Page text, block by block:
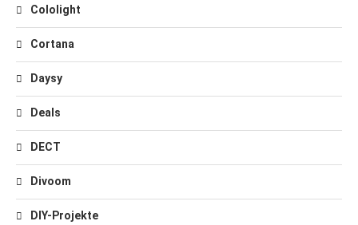
Cololight
Cortana
Daysy
Deals
DECT
Divoom
DIY-Projekte